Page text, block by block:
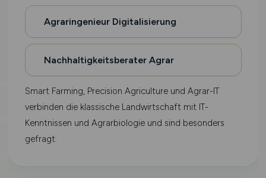
Agraringenieur Digitalisierung
Nachhaltigkeitsberater Agrar
Smart Farming, Precision Agriculture und Agrar-IT
verbinden die klassische Landwirtschaft mit IT-
Kenntnissen und Agrarbiologie und sind besonders
gefragt.